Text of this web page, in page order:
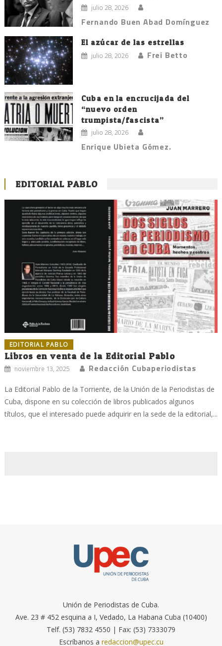
julio 28, 2026
Fernando Buen Abad Domínguez
El azúcar de las estrellas
julio 28, 2026 Frei Betto
Cuba en la encrucijada del
“nuevo orden
trumpista/fascista”
julio 28, 2026
Enrique Ubieta Gómez.
EDITORIAL PABLO
EDITORIAL PABLO
Libros en venta de la Editorial Pablo
noviembre 13, 2025 Redacción Cubaperiodistas
La Editorial Pablo de la Torriente, de la Unión de la Periodistas de
Cuba, dispone en su colección de libros publicados algunos
títulos, que el interesado puede adquirir en la sede de la editorial,...
Unión de Periodistas de Cuba.
Ave. 23 # 452 esquina a I, Vedado, La Habana Cuba (10400)
Telf. (53) 7832 4550 | Fax: (53) 7333079
Escríbanos a redaccion@upec.cu